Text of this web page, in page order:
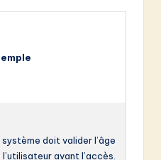
système doit valider l’âge
l’utilisateur avant l’accès.